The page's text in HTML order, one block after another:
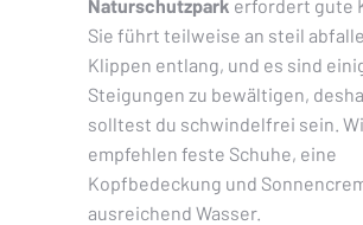
Naturschutzpark erfordert gute
Sie führt teilweise an steil
Klippen entlang, und es sind
Steigungen zu bewältigen,
solltest du schwindelfrei sein.
empfehlen feste Schuhe, eine
Kopfbedeckung und
ausreichend Wasser.